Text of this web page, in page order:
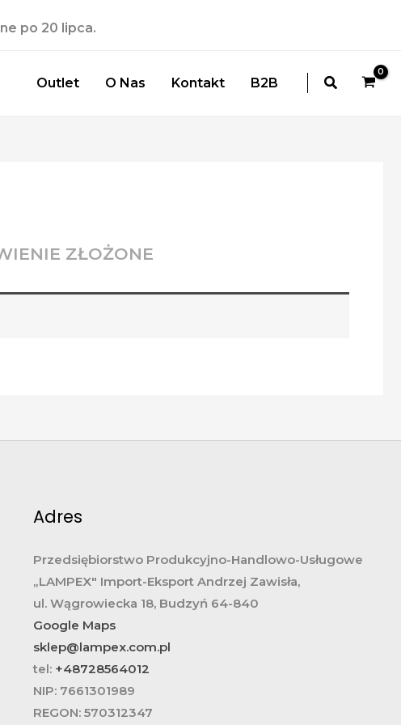
po 20 lipca.
Outlet O Nas Kontakt B2B Szukaj
ZŁOŻONE
Adres
Przedsiębiorstwo Produkcyjno-Handlowo-Usługowe
„LAMPEX" Import-Eksport Andrzej Zawisła,
ul. Wągrowiecka 18, Budzyń 64-840
Google Maps
sklep@lampex.com.pl
tel: +48728564012
NIP: 7661301989
REGON:570312347